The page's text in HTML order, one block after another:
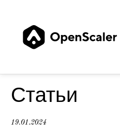
Статьи
19.01.2024